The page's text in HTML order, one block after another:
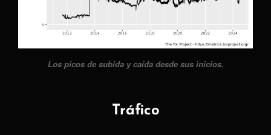
Los picos de subida y caída desde sus inicios.
Tráfico